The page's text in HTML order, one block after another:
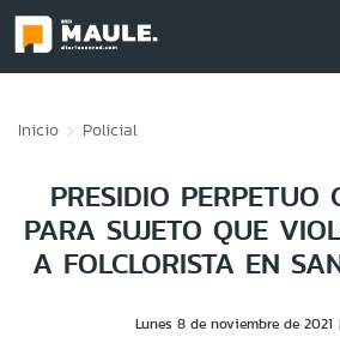
Inicio Policial
PRESIDIO PERPETUO
PARA SUJETO QUE
A FOLCLORISTA EN
Lunes 8 de noviembre de 2021